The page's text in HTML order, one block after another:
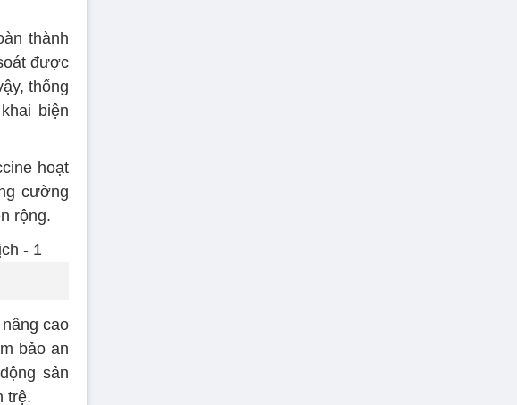
thành
được
thống
biện
hoạt
cường
rộng.
cao
bảo an
sản
trệ.